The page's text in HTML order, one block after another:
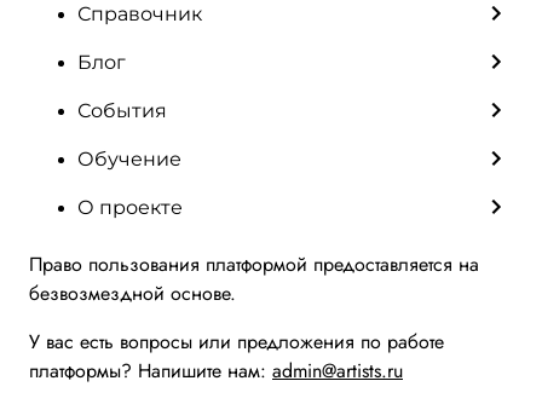
Справочник
Блог
События
Обучение
О проекте
Право пользования платформой предоставляется на
безвозмездной основе.
У вас есть вопросы или предложения по работе
платформы? Напишите нам: admin@artists.ru